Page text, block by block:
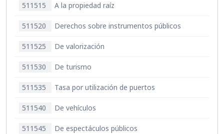
511515 A la propiedad raíz
511520 Derechos sobre instrumentos públicos
511525 De valorización
511530 De turismo
511535 Tasa por utilización de puertos
511540 De vehículos
511545 De espectáculos públicos